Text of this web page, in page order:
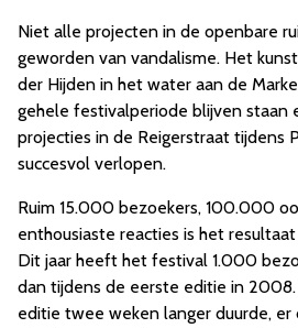
Niet alle projecten in de openbare
geworden van vandalisme. Het
der Hijden in het water aan de
gehele festivalperiode blijven staan
projecties in de Reigerstraat tijdens
succesvol verlopen.
Ruim 15.000 bezoekers, 100.000
enthousiaste reacties is het
Dit jaar heeft het festival 1.000
dan tijdens de eerste editie in
editie twee weken langer duurde, er